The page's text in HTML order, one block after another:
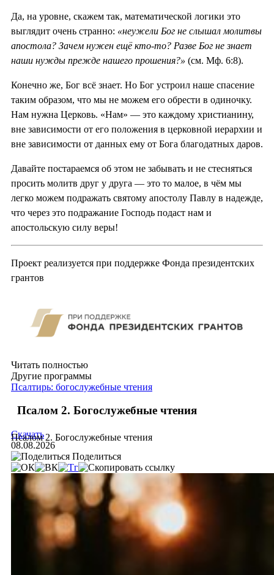
Да, на уровне, скажем так, математической логики это
выглядит очень странно: «неужели Бог не слышал молитвы
апостола? Зачем нужен ещё кто-то? Разве Бог не знает
наши нужды прежде нашего прошения?» (см. Мф. 6:8).
Конечно же, Бог всё знает. Но Бог устроил наше спасение
таким образом, что мы не можем его обрести в одиночку.
Нам нужна Церковь. «Нам» — это каждому христианину,
вне зависимости от его положения в церковной иерархии и
вне зависимости от данных ему от Бога благодатных даров.
Давайте постараемся об этом не забывать и не стесняться
просить молитв друг у друга — это то малое, в чём мы
легко можем подражать святому апостолу Павлу в надежде,
что через это подражание Господь подаст нам и
апостольскую силу веры!
Проект реализуется при поддержке Фонда президентских
грантов
Читать полностью
Другие программы
Псалтирь: богослужебные чтения
Псалом 2. Богослужебные чтения
Псалом 2. Богослужебные чтения
Скачать
08.08.2026
Поделиться